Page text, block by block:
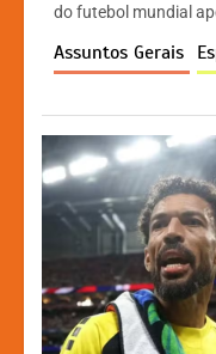
A
p
b
o
k
e
n
do futebol mundial
Assuntos Gerais